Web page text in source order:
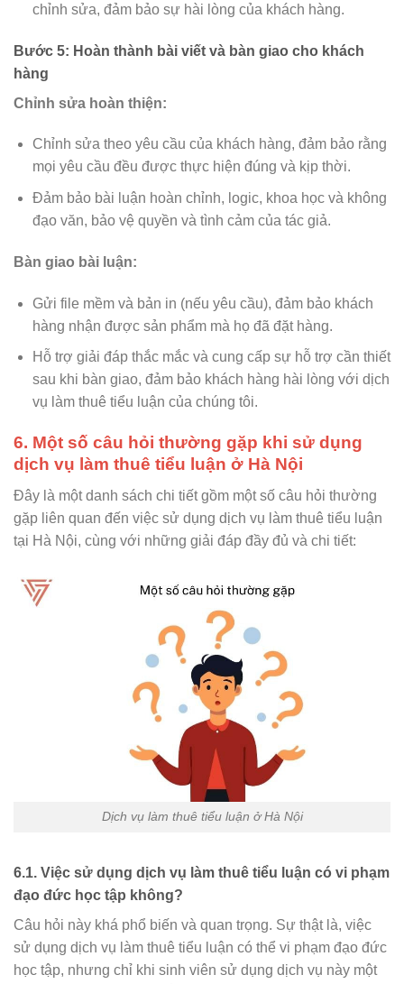
chỉnh sửa, đảm bảo sự hài lòng của khách hàng.
Bước 5: Hoàn thành bài viết và bàn giao cho khách
hàng
Chỉnh sửa hoàn thiện:
Chỉnh sửa theo yêu cầu của khách hàng, đảm bảo rằng
mọi yêu cầu đều được thực hiện đúng và kịp thời.
Đảm bảo bài luận hoàn chỉnh, logic, khoa học và không
đạo văn, bảo vệ quyền và tình cảm của tác giả.
Bàn giao bài luận:
Gửi file mềm và bản in (nếu yêu cầu), đảm bảo khách
hàng nhận được sản phẩm mà họ đã đặt hàng.
Hỗ trợ giải đáp thắc mắc và cung cấp sự hỗ trợ cần thiết
sau khi bàn giao, đảm bảo khách hàng hài lòng với dịch
vụ làm thuê tiểu luận của chúng tôi.
6. Một số câu hỏi thường gặp khi sử dụng
dịch vụ làm thuê tiểu luận ở Hà Nội
Đây là một danh sách chi tiết gồm một số câu hỏi thường
gặp liên quan đến việc sử dụng dịch vụ làm thuê tiểu luận
tại Hà Nội, cùng với những giải đáp đầy đủ và chi tiết:
Dịch vụ làm thuê tiểu luận ở Hà Nội
6.1. Việc sử dụng dịch vụ làm thuê tiểu luận có vi phạm
đạo đức học tập không?
Câu hỏi này khá phổ biến và quan trọng. Sự thật là, việc
sử dụng dịch vụ làm thuê tiểu luận có thể vi phạm đạo đức
học tập, nhưng chỉ khi sinh viên sử dụng dịch vụ này một